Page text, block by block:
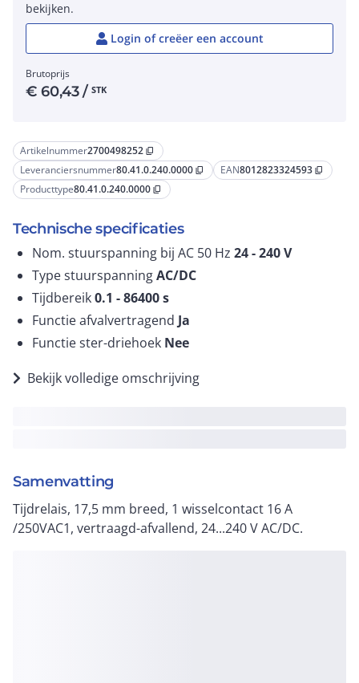
Artikelnummer2700498252 content_copy
Leveranciersnummer80.41.0.240.0000 content_copy EAN8012823324593 content_copy
Producttype80.41.0.240.0000 content_copy
Technische specificaties
Nom. stuurspanning bij AC 50 Hz 24 - 240V
Type stuurspanningAC/DC
Tijdbereik0.1 - 86400s
Functie afvalvertragend Ja
Functie ster-driehoek Nee
Bekijk volledige omschrijving
Samenvatting
Tijdrelais, 17,5 mm breed, 1 wisselcontact 16 A
/250VAC1, vertraagd-afvallend, 24...240 V AC/DC.
bekijken.
Login of creëer een account
Brutoprijs
€60,43/ STK